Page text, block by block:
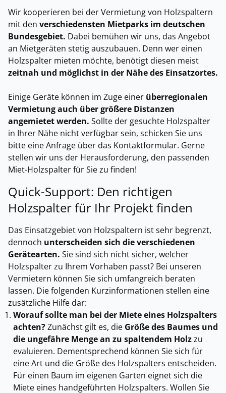
Wir kooperieren bei der Vermietung von Holzspaltern
mit den verschiedensten Mietparks im deutschen
Bundesgebiet. Dabei bemühen wir uns, das Angebot
an Mietgeräten stetig auszubauen. Denn wer einen
Holzspalter mieten möchte, benötigt diesen meist
zeitnah und möglichst in der Nähe des Einsatzortes.
Einige Geräte können im Zuge einer überregionalen
Vermietung auch über größere Distanzen
angemietet werden. Sollte der gesuchte Holzspalter
in Ihrer Nähe nicht verfügbar sein, schicken Sie uns
bitte eine Anfrage über das Kontaktformular. Gerne
stellen wir uns der Herausforderung, den passenden
Miet-Holzspalter für Sie zu finden!
Quick-Support: Den richtigen
Holzspalter für Ihr Projekt finden
Das Einsatzgebiet von Holzspaltern ist sehr begrenzt,
dennoch unterscheiden sich die verschiedenen
Gerätearten. Sie sind sich nicht sicher, welcher
Holzspalter zu Ihrem Vorhaben passt? Bei unseren
Vermietern können Sie sich umfangreich beraten
lassen. Die folgenden Kurzinformationen stellen eine
zusätzliche Hilfe dar:
Worauf sollte man bei der Miete eines Holzspalters
achten?Zunächst gilt es, die Größe des Baumes und
die ungefähre Menge an zu spaltendem Holzzu
evaluieren. Dementsprechend können Sie sich für
eine Art und die Größe des Holzspalters entscheiden.
Für einen Baum im eigenen Garten eignet sich die
Miete eines handgeführten Holzspalters. Wollen Sie